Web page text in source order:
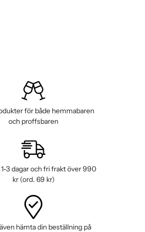
för både hemmabaren
och proffsbaren
3 dagar och fri frakt över 990
kr (ord. 69 kr)
hämta din beställning på